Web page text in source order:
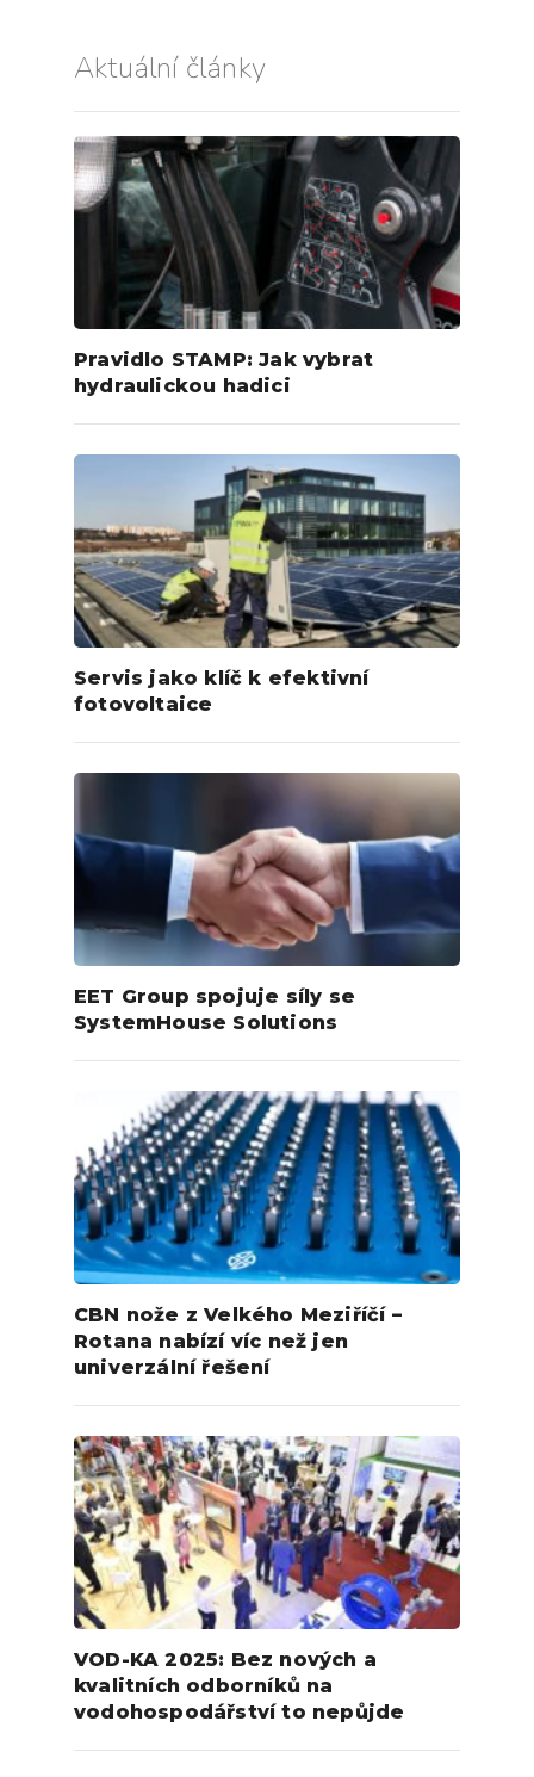
Aktuální články
Pravidlo STAMP: Jak vybrat
hydraulickou hadici
Servis jako klíč k efektivní
fotovoltaice
EET Group spojuje síly se
SystemHouse Solutions
CBN nože z Velkého Meziříčí –
Rotana nabízí víc než jen
univerzální řešení
VOD-KA 2025: Bez nových a
kvalitních odborníků na
vodohospodářství to nepůjde